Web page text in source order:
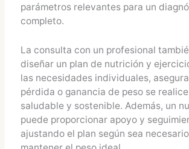
parámetros relevantes para un
completo.
La consulta con un profesional
diseñar un plan de nutrición y
las necesidades individuales,
pérdida o ganancia de peso se
saludable y sostenible. Además, un
puede proporcionar apoyo y
ajustando el plan según sea